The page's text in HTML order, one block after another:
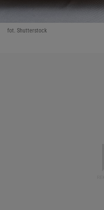
fot. Shutterstock